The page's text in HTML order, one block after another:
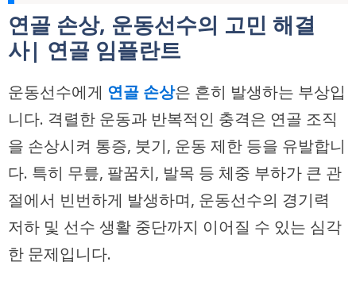
연골 손상, 운동선수의 고민 해결
사| 연골 임플란트
운동선수에게 연골 손상은 흔히 발생하는 부상입
니다. 격렬한 운동과 반복적인 충격은 연골 조직
을 손상시켜 통증, 붓기, 운동 제한 등을 유발합니
다. 특히 무릎, 팔꿈치, 발목 등 체중 부하가 큰 관
절에서 빈번하게 발생하며, 운동선수의 경기력
저하 및 선수 생활 중단까지 이어질 수 있는 심각
한 문제입니다.